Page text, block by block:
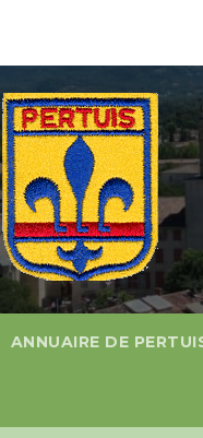
ANNUAIRE DE